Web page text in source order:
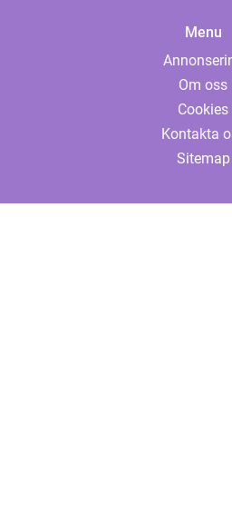
Menu
Om oss
Cookies
Kontakta
Sitemap